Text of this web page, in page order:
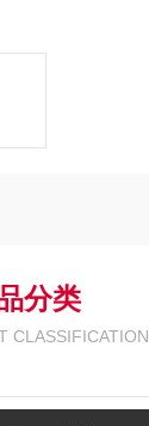
分类
CLASSIFICATION